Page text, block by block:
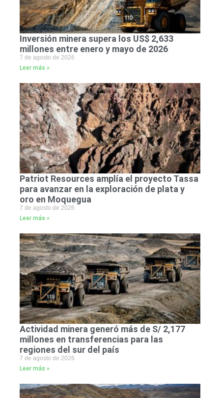
Inversión minera supera los US$ 2,633
millones entre enero y mayo de 2026
7 de agosto de 2026
Leer más »
Patriot Resources amplía el proyecto Tassa
para avanzar en la exploración de plata y
oro en Moquegua
7 de agosto de 2026
Leer más »
Actividad minera generó más de S/ 2,177
millones en transferencias para las
regiones del sur del país
7 de agosto de 2026
Leer más »